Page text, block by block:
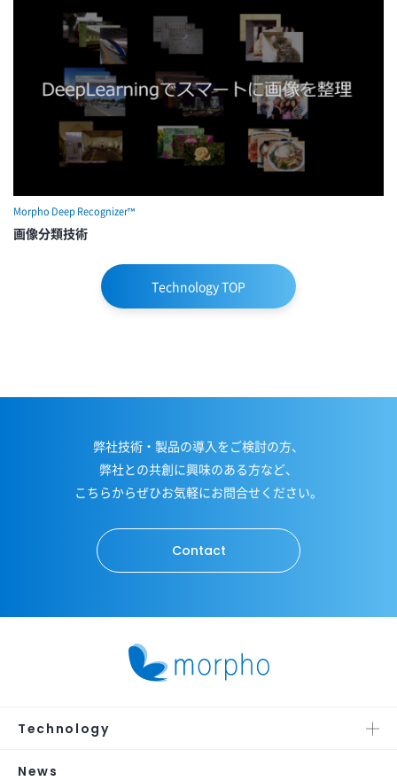
Morpho Deep Recognizer™
画像分類技術
Technology TOP
Contact
弊社技術・製品の導入をご検討の方、
弊社との共創に興味のある方など、
こちらからぜひお気軽にお問合せください。
Technology
News